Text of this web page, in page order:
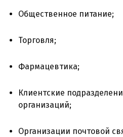
Общественное питание;
Торговля;
Фармацевтика;
Клиентские
организаций;
Организации почтовой